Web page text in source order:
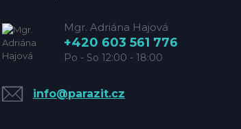
Mgr. Adriána Hajová
+420 603 561 776
Po - So 12:00 - 18:00
info@parazit.cz